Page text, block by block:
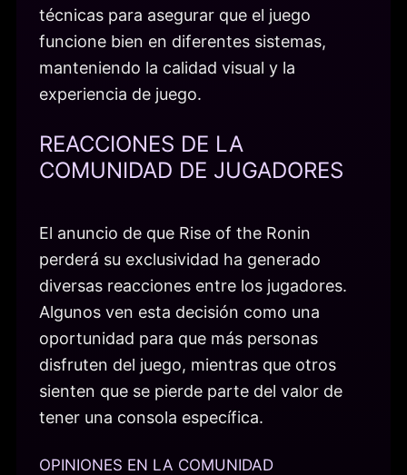
técnicas para asegurar que el juego
funcione bien en diferentes sistemas,
manteniendo la calidad visual y la
experiencia de juego.
REACCIONES DE LA
COMUNIDAD DE JUGADORES
El anuncio de que Rise of the Ronin
perderá su exclusividad ha generado
diversas reacciones entre los jugadores.
Algunos ven esta decisión como una
oportunidad para que más personas
disfruten del juego, mientras que otros
sienten que se pierde parte del valor de
tener una consola específica.
OPINIONES EN LA COMUNIDAD